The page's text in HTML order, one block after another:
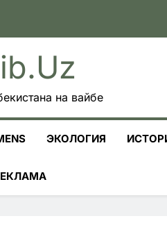
на вайбе
ЭКОЛОГИЯ